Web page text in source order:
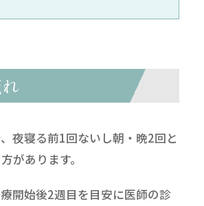
夜寝る前1回ないし朝・晩2回と
があります。
開始後2週目を目安に医師の診